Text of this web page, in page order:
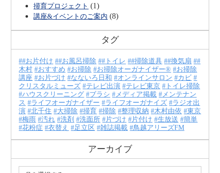
掃育プロジェクト (1)
講座&イベントのご案内 (8)
タグ
#お片付け #お風呂掃除 #トイレ #掃除道具 #換気扇
#
木村
おすすめ お掃除 お掃除オーガナイザー®
お掃除
講座
お片づけ なないろ日和 オンラインサロン
カビ
クリスタルミューズ
テレビ出演 テレビ東京
トイレ掃除
ハウスクリーニング
ブラシ メディア掲載
メンテナン
ス
ライフオーガナイザー ライフオーガナイズ
ラジオ出
演
北千住 大掃除 掃育 掃除 整理収納 木村由依
東京
梅雨
汚れ 洗剤 洗面所 片づけ 片付け 生放送
簡単
花粉症
衣替え 足立区 雑誌掲載 鳥越アリーズFM
アーカイブ